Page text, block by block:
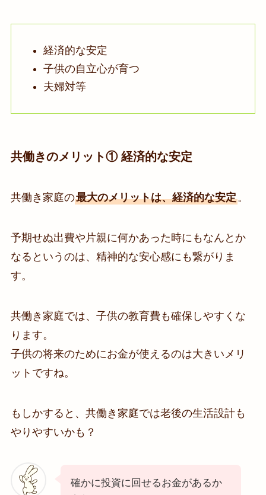
経済的な安定
子供の自立心が育つ
夫婦対等
共働きのメリット① 経済的な安定
共働き家庭の最大のメリットは、経済的な安定。
予期せぬ出費や片親に何かあった時にもなんとか
なるというのは、精神的な安心感にも繋がりま
す。
共働き家庭では、子供の教育費も確保しやすくな
ります。
子供の将来のためにお金が使えるのは大きいメリ
ットですね。
もしかすると、共働き家庭では老後の生活設計も
やりやすいかも？
確かに投資に回せるお金があるか